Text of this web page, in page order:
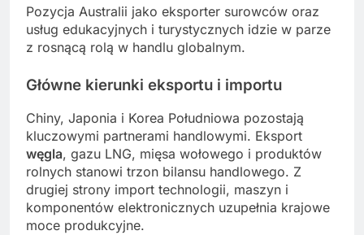
Pozycja Australii jako eksporter surowców oraz
usług edukacyjnych i turystycznych idzie w parze
z rosnącą rolą w handlu globalnym.
Główne kierunki eksportu i importu
Chiny, Japonia i Korea Południowa pozostają
kluczowymi partnerami handlowymi. Eksport
węgla, gazu LNG, mięsa wołowego i produktów
rolnych stanowi trzon bilansu handlowego. Z
drugiej strony import technologii, maszyn i
komponentów elektronicznych uzupełnia krajowe
moce produkcyjne.